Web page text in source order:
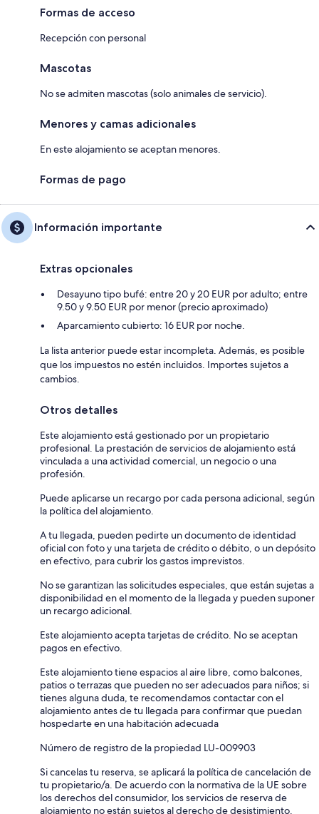
Formas de acceso
Recepción con personal
Mascotas
No se admiten mascotas (solo animales de servicio).
Menores y camas adicionales
En este alojamiento se aceptan menores.
Formas de pago
Información importante
Extras opcionales
Desayuno tipo bufé: entre 20 y 20 EUR por adulto; entre
9.50 y 9.50 EUR por menor (precio aproximado)
Aparcamiento cubierto: 16 EUR por noche.
La lista anterior puede estar incompleta. Además, es posible
que los impuestos no estén incluidos. Importes sujetos a
cambios.
Otros detalles
Este alojamiento está gestionado por un propietario
profesional. La prestación de servicios de alojamiento está
vinculada a una actividad comercial, un negocio o una
profesión.
Puede aplicarse un recargo por cada persona adicional, según
la política del alojamiento.
A tu llegada, pueden pedirte un documento de identidad
oficial con foto y una tarjeta de crédito o débito, o un depósito
en efectivo, para cubrir los gastos imprevistos.
No se garantizan las solicitudes especiales, que están sujetas a
disponibilidad en el momento de la llegada y pueden suponer
un recargo adicional.
Este alojamiento acepta tarjetas de crédito. No se aceptan
pagos en efectivo.
Este alojamiento tiene espacios al aire libre, como balcones,
patios o terrazas que pueden no ser adecuados para niños; si
tienes alguna duda, te recomendamos contactar con el
alojamiento antes de tu llegada para confirmar que puedan
hospedarte en una habitación adecuada
Número de registro de la propiedad LU-009903
Si cancelas tu reserva, se aplicará la política de cancelación de
tu propietario/a. De acuerdo con la normativa de la UE sobre
los derechos del consumidor, los servicios de reserva de
alojamiento no están sujetos al derecho de desistimiento.